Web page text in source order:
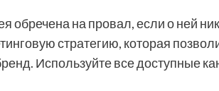
обречена на провал, если о ней
стратегию, которая
Используйте все доступные